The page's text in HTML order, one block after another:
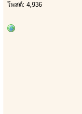
โพสต์: 4,936